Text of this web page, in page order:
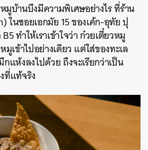
มูบ้านบึงมีความพิเศษอย่างไร ที่ร้าน
ในซอยเอกมัย 15 ของเค้ก-อุทัย ปุ
ทำให้เราเข้าใจว่า ก๋วยเตี๋ยวหมู
เข้าไปอย่างเดียว แต่ใส่ของทะเล
แห้งลงไปด้วย ถึงจะเรียกว่าเป็น
ที่แท้จริง